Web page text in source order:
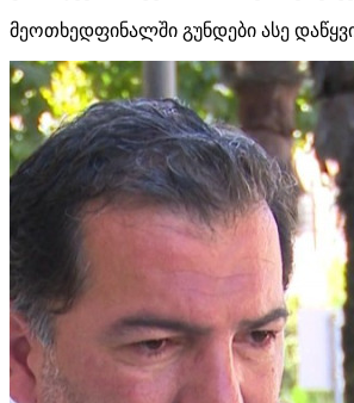
მეოთხედფინალში გუნდები ასე